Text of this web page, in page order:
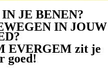
JE BENEN?
IN JOUW
EVERGEM zit je
goed!